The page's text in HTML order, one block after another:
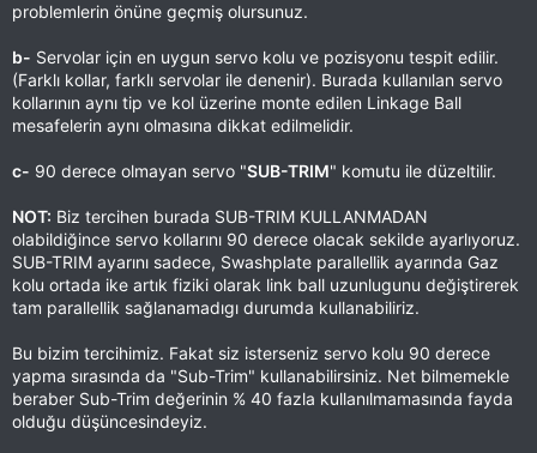
problemlerin önüne geçmiş olursunuz.
b- Servolar için en uygun servo kolu ve pozisyonu tespit edilir.
(Farklı kollar, farklı servolar ile denenir). Burada kullanılan servo
kollarının aynı tip ve kol üzerine monte edilen Linkage Ball
mesafelerin aynı olmasına dikkat edilmelidir.
c- 90 derece olmayan servo "SUB-TRIM" komutu ile düzeltilir.
NOT: Biz tercihen burada SUB-TRIM KULLANMADAN
olabildiğince servo kollarını 90 derece olacak sekilde ayarlıyoruz.
SUB-TRIM ayarını sadece, Swashplate parallellik ayarında Gaz
kolu ortada ike artık fiziki olarak link ball uzunlugunu değiştirerek
tam parallellik sağlanamadıgı durumda kullanabiliriz.
Bu bizim tercihimiz. Fakat siz isterseniz servo kolu 90 derece
yapma sırasında da "Sub-Trim" kullanabilirsiniz. Net bilmemekle
beraber Sub-Trim değerinin % 40 fazla kullanılmamasında fayda
olduğu düşüncesindeyiz.